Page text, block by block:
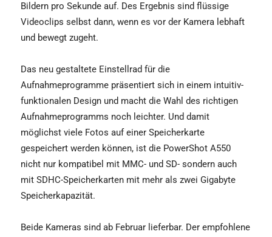
Bildern pro Sekunde auf. Des Ergebnis sind flüssige
Videoclips selbst dann, wenn es vor der Kamera lebhaft
und bewegt zugeht.
Das neu gestaltete Einstellrad für die
Aufnahmeprogramme präsentiert sich in einem intuitiv-
funktionalen Design und macht die Wahl des richtigen
Aufnahmeprogramms noch leichter. Und damit
möglichst viele Fotos auf einer Speicherkarte
gespeichert werden können, ist die PowerShot A550
nicht nur kompatibel mit MMC- und SD- sondern auch
mit SDHC-Speicherkarten mit mehr als zwei Gigabyte
Speicherkapazität.
Beide Kameras sind ab Februar lieferbar. Der empfohlene